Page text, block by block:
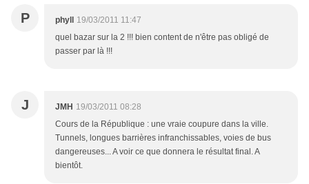
P phyll
19/03/2011 11:47
quel bazar sur la 2 !!! bien content de n'être pas obligé de
passer par là !!!
J JMH 19/03/2011 08:28
Cours de la République : une vraie coupure dans la ville.
Tunnels, longues barrières infranchissables, voies de bus
dangereuses... A voir ce que donnera le résultat final. A
bientôt.